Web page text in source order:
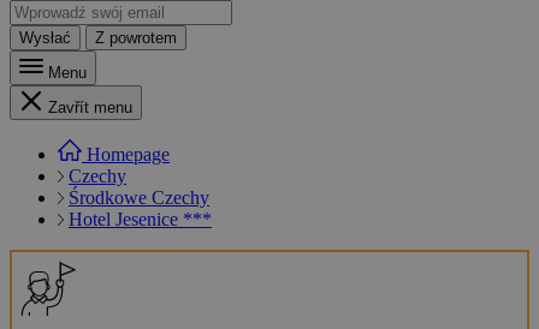
Wysłać
Z powrotem
Menu
Zavřít menu
Homepage
Czechy
Środkowe Czechy
Hotel Jesenice ***